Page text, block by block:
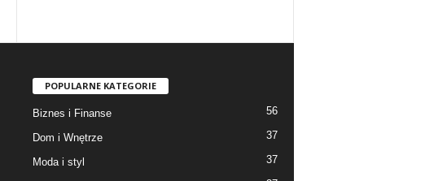
POPULARNE KATEGORIE
Biznes i Finanse 56
Dom i Wnętrze 37
Moda i styl 37